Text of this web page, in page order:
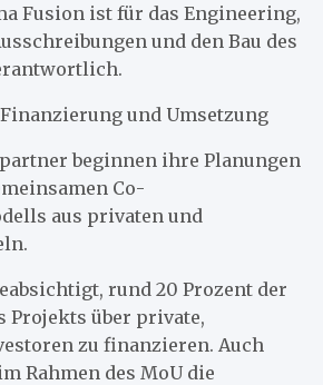
Fusion ist für das Engineering,
und den Bau des
und Umsetzung
beginnen ihre Planungen
Co-
aus privaten und
rund 20 Prozent der
Projekts über private,
zu finanzieren. Auch
Rahmen des MoU die